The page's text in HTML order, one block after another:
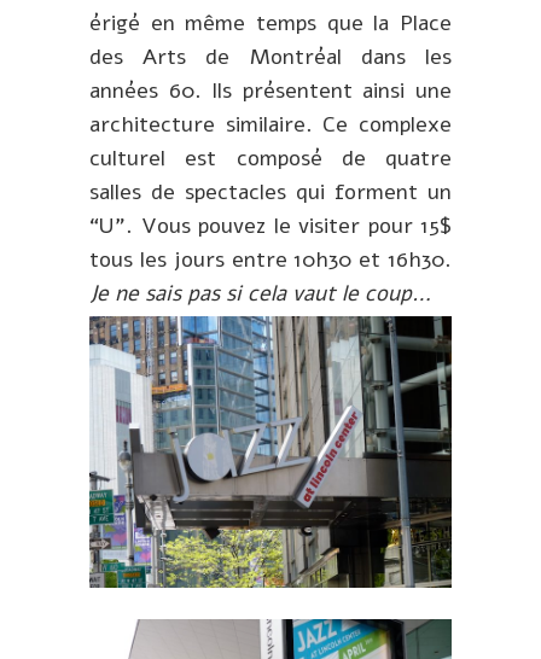
érigé en même temps que la Place
des Arts de Montréal dans les
années 60. Ils présentent ainsi une
architecture similaire. Ce complexe
culturel est composé de quatre
salles de spectacles qui forment un
“U”. Vous pouvez le visiter pour 15$
tous les jours entre 10h30 et 16h30.
Je ne sais pas si cela vaut le coup…